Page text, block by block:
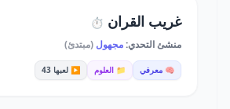
غريب القران ⏱️
منشئ التحدي:مجهول (مبتدئ)
🧠 معرفي 📁 العلوم ▶️ لعبها 43